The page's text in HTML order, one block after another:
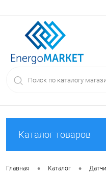
Каталог товаров
Главная • Каталог •